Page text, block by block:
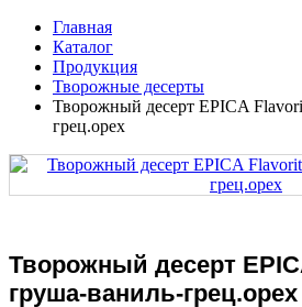
Главная
Каталог
Продукция
Творожные десерты
Творожный десерт EPICA
грец.орех
Творожный десерт
груша-ваниль-грец.орех